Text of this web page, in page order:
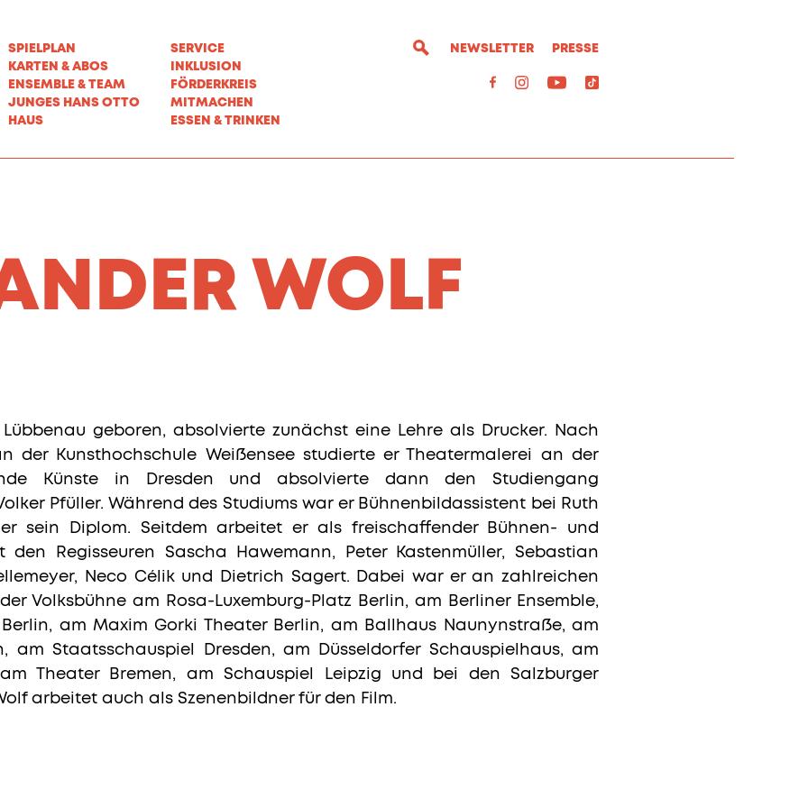
SPIELPLAN
KARTEN & ABOS
ENSEMBLE & TEAM
JUNGES HANS OTTO
HAUS
SERVICE
INKLUSION
FÖRDERKREIS
MITMACHEN
ESSEN & TRINKEN
NEWSLETTER PRESSE
WOLF
Lübbenau geboren, absolvierte zunächst eine Lehre als Drucker. Nach
der Kunsthochschule Weißensee studierte er Theatermalerei an der
Künste in Dresden und absolvierte dann den Studiengang
Pfüller. Während des Studiums war er Bühnenbildassistent bei Ruth
er sein Diplom. Seitdem arbeitet er als freischaffender Bühnen- und
den Regisseuren Sascha Hawemann, Peter Kastenmüller, Sebastian
Neco Célik und Dietrich Sagert. Dabei war er an zahlreichen
Volksbühne am Rosa-Luxemburg-Platz Berlin, am Berliner Ensemble,
am Maxim Gorki Theater Berlin, am Ballhaus Naunynstraße, am
am Staatsschauspiel Dresden, am Düsseldorfer Schauspielhaus, am
Theater Bremen, am Schauspiel Leipzig und bei den Salzburger
arbeitet auch als Szenenbildner für den Film.